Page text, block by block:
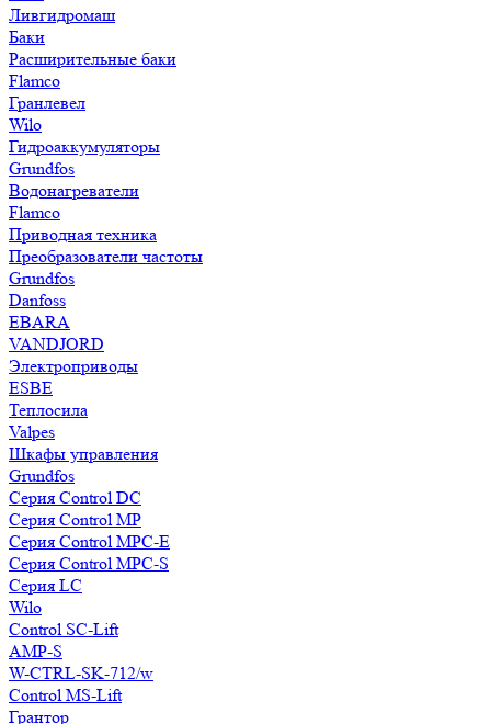
Ливгидромаш
Баки
Расширительные баки
Flamco
Гранлевел
Wilo
Гидроаккумуляторы
Grundfos
Водонагреватели
Flamco
Приводная техника
Преобразователи частоты
Grundfos
Danfoss
EBARA
VANDJORD
Электроприводы
ESBE
Теплосила
Valpes
Шкафы управления
Grundfos
Серия Control DC
Серия Control MP
Серия Control MPC-E
Серия Control MPC-S
Серия LC
Wilo
Control SC-Lift
AMP-S
W-CTRL-SK-712/w
Control MS-Lift
Грантор